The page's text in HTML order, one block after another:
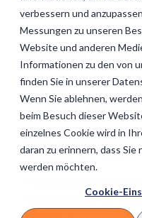
verbessern und
Messungen zu unseren
Website und anderen
Informationen zu den von
finden Sie in unserer
Wenn Sie ablehnen,
beim Besuch dieser
einzelnes Cookie wird in
daran zu erinnern, dass
werden möchten.
Cookie-
Sofort-Beauftragung
Einfach online
Inkassofälle
abgeben.
Inkassokosten
Rechner
Direkt
Zahlungsüberwachung
Gerichtliches Mahnverfahren
Telefoninkasso
so
eCommerce
Telko/Telekommunikation & IT
Stadtwerke
Versorungsunternehmen
Gastronomie & Hotels
FAQ
Fragen und
Antworten
rund um das
Inkasso.
E-Books
Informative
zum Theme
IT-Technik
Unsere IT-Systeme
Sicherheit im
Überblick.
Datenaustausch
Daten einfach &
sicher mit uns
austauschen.
künfte
Ausfallrisiko
international